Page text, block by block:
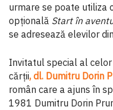
urmare se poate utiliza
opțională Start în
se adresează elevilor
Invitatul special al
cărții, dl. Dumitru Dorin
român care a ajuns în
1981 Dumitru Dorin